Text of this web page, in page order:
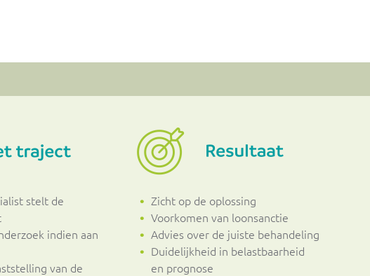
stelt de
indien aan
van de
Zicht op de oplossing
Voorkomen van loonsanctie
Advies over de juiste behandeling
Duidelijkheid in belastbaarheid
en prognose